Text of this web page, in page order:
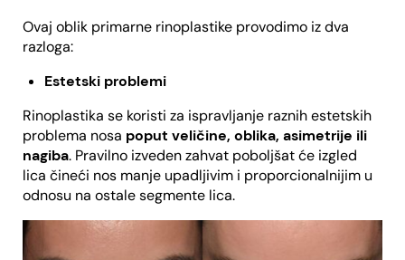
Ovaj oblik primarne rinoplastike provodimo iz dva
razloga:
Estetski problemi
Rinoplastika se koristi za ispravljanje raznih estetskih
problema nosa poput veličine, oblika, asimetrije ili
nagiba. Pravilno izveden zahvat poboljšat će izgled
lica čineći nos manje upadljivim i proporcionalnijim u
odnosu na ostale segmente lica.